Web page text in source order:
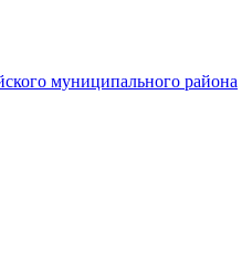
муниципального района